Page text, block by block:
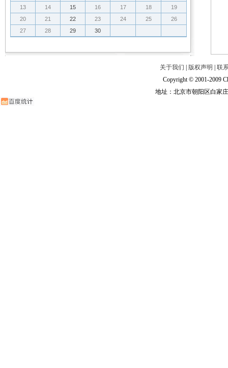
13
14 15 16 17 18
19
20
21 22 23 24 25
26
27
28 29 30
关于我们 版权声明
联
Copyright © 2001-2009
地址：北京市朝阳区白家